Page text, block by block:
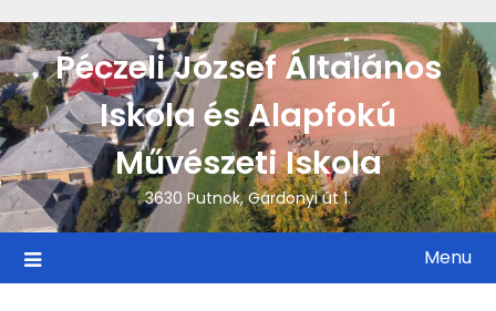
Péczeli József Általános
Iskola és Alapfokú
Művészeti Iskola
3630 Putnok, Gárdonyi út 1.
Menu